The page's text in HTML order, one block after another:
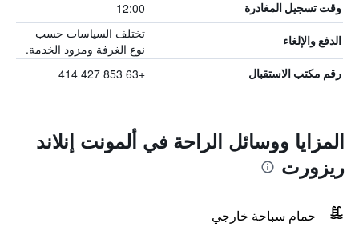
وقت تسجيل المغادرة 12:00
الدفع والإلغاء
تختلف السياسات حسب
نوع الغرفة ومزود الخدمة.
رقم مكتب الاستقبال +63 853 427 414
المزايا ووسائل الراحة في ألمونت إنلاند
ريزورت
حمام سباحة خارجي